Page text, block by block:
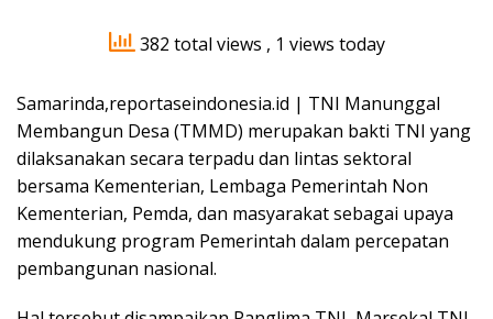
382 total views , 1 views today
Samarinda,reportaseindonesia.id | TNI Manunggal
Membangun Desa (TMMD) merupakan bakti TNI yang
dilaksanakan secara terpadu dan lintas sektoral
bersama Kementerian, Lembaga Pemerintah Non
Kementerian, Pemda, dan masyarakat sebagai upaya
mendukung program Pemerintah dalam percepatan
pembangunan nasional.